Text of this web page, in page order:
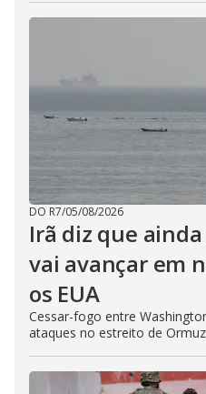
DO R7/05/08/2026
Irã diz que
vai avançar em
os EUA
Cessar-fogo entre
ataques no estreito de